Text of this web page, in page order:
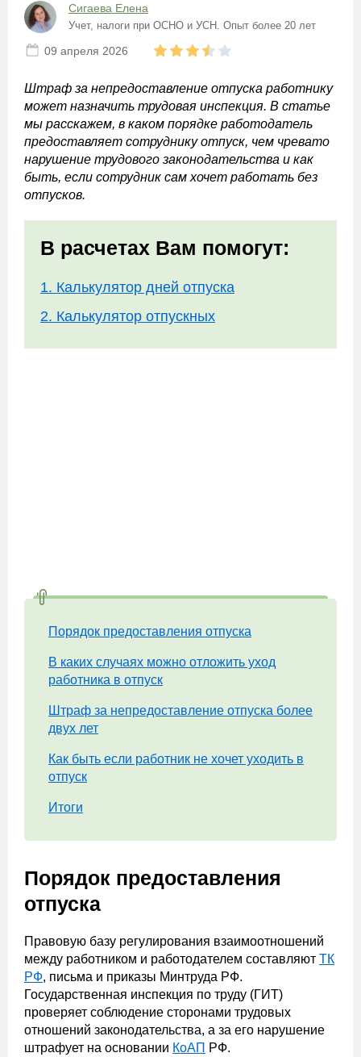
Сигаева Елена
Учет, налоги при ОСНО и УСН. Опыт более 20 лет
09 апреля 2026
Штраф за непредоставление отпуска работнику
может назначить трудовая инспекция. В статье
мы расскажем, в каком порядке работодатель
предоставляет сотруднику отпуск, чем чревато
нарушение трудового законодательства и как
быть, если сотрудник сам хочет работать без
отпусков.
В расчетах Вам помогут:
1. Калькулятор дней отпуска
2. Калькулятор отпускных
Порядок предоставления отпуска
В каких случаях можно отложить уход
работника в отпуск
Штраф за непредоставление отпуска более
двух лет
Как быть если работник не хочет уходить в
отпуск
Итоги
Порядок предоставления
отпуска
Правовую базу регулирования взаимоотношений
между работником и работодателем составляют ТК
РФ, письма и приказы Минтруда РФ.
Государственная инспекция по труду (ГИТ)
проверяет соблюдение сторонами трудовых
отношений законодательства, а за его нарушение
штрафует на основании КоАП РФ.